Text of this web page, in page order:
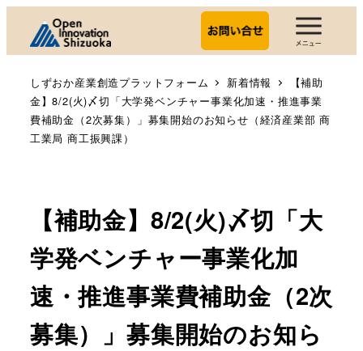
しずおか産業創造プラットフォーム 新着情報
【補助
金】8/2(火)〆切「大学発ベンチャー事業化加速・推進事業
費補助金（2次募集）」募集開始のお知らせ（経済産業部 商
工業局 商工振興課）
【補助金】8/2(火)〆切「大
学発ベンチャー事業化加
速・推進事業費補助金（2次
募集）」募集開始のお知ら